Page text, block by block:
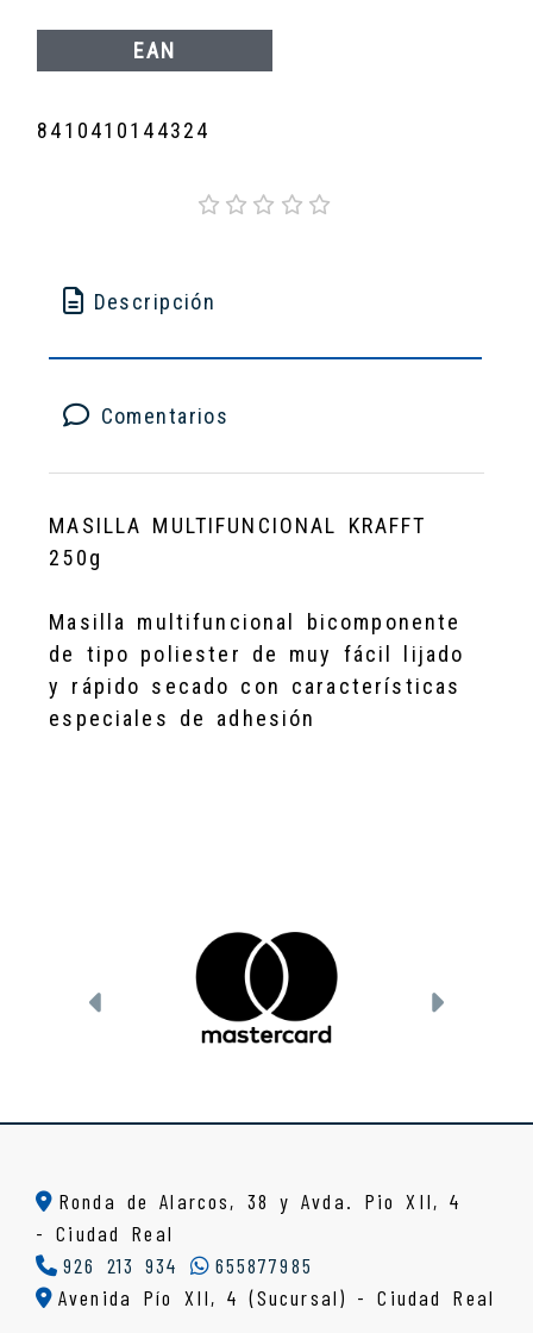
EAN
8410410144324
Descripción
Comentarios
MASILLA MULTIFUNCIONAL KRAFFT
250g
Masilla multifuncional bicomponente
de tipo poliester de muy fácil lijado
y rápido secado con características
especiales de adhesión
Anterior
Ronda de Alarcos, 38 y Avda. Pio XII, 4
-Ciudad Real
926 213 934
655877985
Avenida Pío XII, 4 (Sucursal) - Ciudad Real